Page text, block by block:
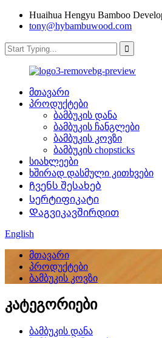
Huaihua Hengyu Bamboo
tony@hybambuwood.com
მთავარი
პროდუქტები
ბამბუკის დანა
ბამბუკის ჩანგლები
ბამბუკის კოვზი
ბამბუკის chopsticks
სიახლეები
ხშირად დასმული კითხვები
Ჩვენს შესახებ
Სერტიფიკატი
Დაგვიკავშირდით
English
მთავარი
პროდუქტები
ბამბუკის კოვზი
კატეგორიები
ბამბუკის დანა